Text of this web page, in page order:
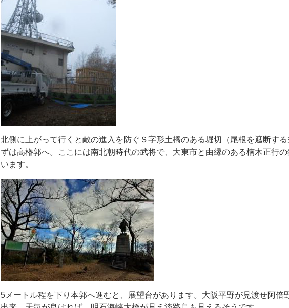
北側に上がって行くと敵の進入を防ぐＳ字形土橋のある堀切（尾根を遮断する
ずは高櫓郭へ。ここには南北朝時代の武将で、大東市と由縁のある楠木正行
います。
5メートル程を下り本郭へ進むと、展望台があります。大阪平野が見渡せ阿倍